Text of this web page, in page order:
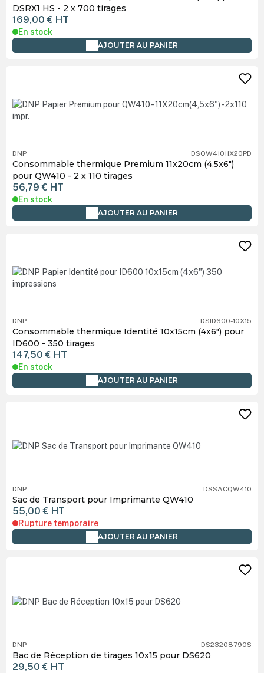
DSRX1 HS - 2 x 700 tirages
169,00 € HT
En stock
AJOUTER AU PANIER
DNP DSQW41011X20PD
Consommable thermique Premium 11x20cm (4,5x6")
pour QW410 - 2 x 110 tirages
56,79 € HT
En stock
AJOUTER AU PANIER
DNP DSID600-10X15
Consommable thermique Identité 10x15cm (4x6") pour
ID600 - 350 tirages
147,50 € HT
En stock
AJOUTER AU PANIER
DNP DSSACQW410
Sac de Transport pour Imprimante QW410
55,00 € HT
Rupture temporaire
AJOUTER AU PANIER
DNP DS23208790S
Bac de Réception de tirages 10x15 pour DS620
29,50 € HT